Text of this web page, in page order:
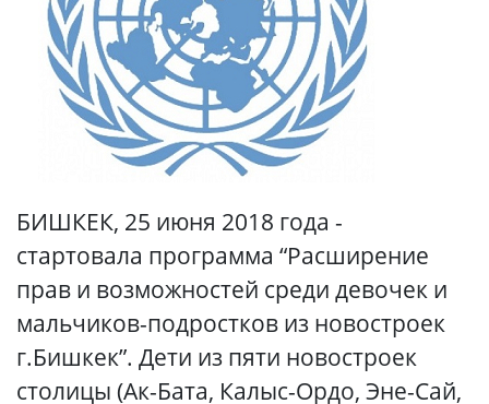
БИШКЕК, 25 июня 2018 года -
стартовала программа “Расширение
прав и возможностей среди девочек и
мальчиков-подростков из новостроек
г.Бишкек”. Дети из пяти новостроек
столицы (Ак-Бата, Калыс-Ордо, Эне-Сай,